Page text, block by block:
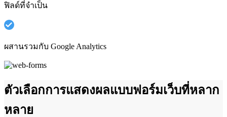
ฟิลด์ที่จำเป็น
ผสานรวมกับ Google Analytics
ตัวเลือกการแสดงผลแบบฟอร์มเว็บที่หลาก
หลาย